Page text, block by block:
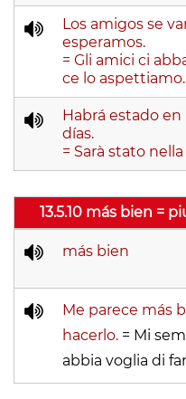
Los amigos se
esperamos.
= Gli amici ci
ce lo aspettiamo.
Habrá estado
días.
= Sarà stato
13.5.10 más bien =
más bien
Me parece más
hacerlo. = Mi
abbia voglia di